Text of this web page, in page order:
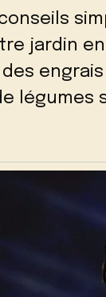
jardin
légumes